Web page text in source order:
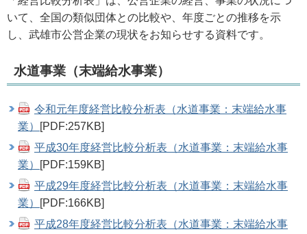
いて、全国の類似団体との比較や、年度ごとの推移を示
し、武雄市公営企業の現状をお知らせする資料です。
水道事業（末端給水事業）
令和元年度経営比較分析表（水道事業：末端給水事
業）
[PDF:257KB]
平成30年度経営比較分析表（水道事業：末端給水事
業）
[PDF:159KB]
平成29年度経営比較分析表（水道事業：末端給水事
業）
[PDF:166KB]
平成28年度経営比較分析表（水道事業：末端給水事